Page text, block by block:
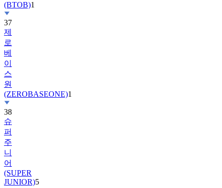
(BTOB)1
37
제
로
베
이
스
원
(ZEROBASEONE)1
38
슈
퍼
주
니
어
(SUPER
JUNIOR)5